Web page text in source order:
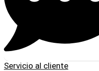
Servicio al cliente